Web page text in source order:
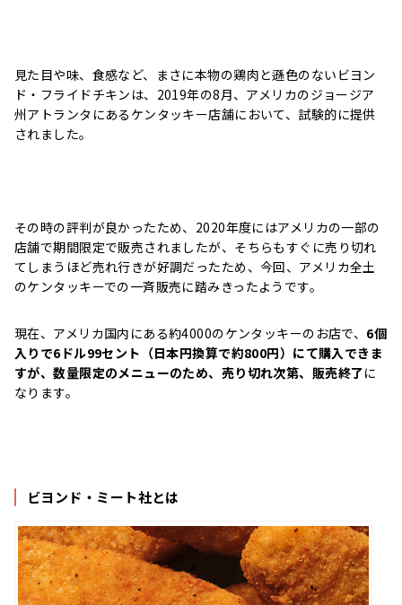
見た目や味、食感など、まさに本物の鶏肉と遜色のないビヨン
ド・フライドチキンは、2019年の8月、アメリカのジョージア
州アトランタにあるケンタッキー店舗において、試験的に提供
されました。
その時の評判が良かったため、2020年度にはアメリカの一部の
店舗で期間限定で販売されましたが、そちらもすぐに売り切れ
てしまうほど売れ行きが好調だったため、今回、アメリカ全土
のケンタッキーでの一斉販売に踏みきったようです。
現在、アメリカ国内にある約4000のケンタッキーのお店で、 6個
入りで6ドル99セント（日本円換算で約800円）にて購入できま
すが、数量限定のメニューのため、売り切れ次第、販売終了に
なります。
ビヨンド・ミート社とは